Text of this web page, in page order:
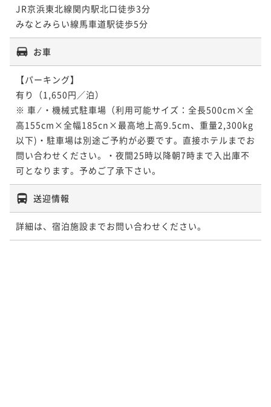
JR京浜東北線関内駅北口徒歩3分
お車
【パーキング】
有り（1,650円／泊）
※ 車 ⁄ ・機械式駐車場（利用可能サイズ：全長500cm×全
高155cm×全幅185cn×最高地上高9.5cm、重量2,300kg
以下)・駐車場は別途ご予約が必要です。直接ホテルまでお
問い合わせください。・夜間25時以降朝7時まで入出庫不
可となります。予めご了承下さい。
送迎情報
詳細は、宿泊施設までお問い合わせください。